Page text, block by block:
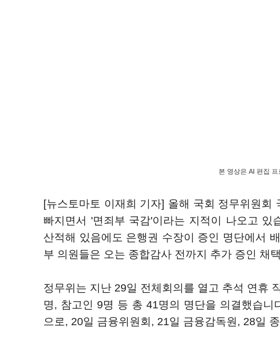
본 영상은 AI 편집
[뉴스토마토 이재희 기자] 올해 국회 정무위원회
빠지면서 '면죄부 국감'이라는 지적이 나오고 있
산적해 있음에도 은행권 수장이 증인 명단에서
부 의원들은 오는 종합감사 전까지 추가 증인 채
정무위는 지난 29일 전체회의를 열고 추석 연휴
명, 참고인 9명 등 총 41명의 명단을 의결했습
으로, 20일 금융위원회, 21일 금융감독원, 28일